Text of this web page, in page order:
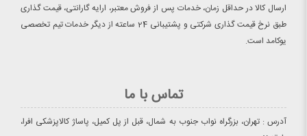
ارسال کالا در حداقل زمان، خدمات پس از فروش معتبر، ارایه گارانتی، قیمت گذاری
طبق نرخ قیمت گذاری شرکتی و پشتیبانی 24 ساعته از دیگر خدمات تیم تخصصی
یوکامد است.
تماس با ما
آدرس : تهران، بزرگراه نواب جنوب به شمال، قبل از پل کمیل، پاساژ کالاپزشکی افرا،